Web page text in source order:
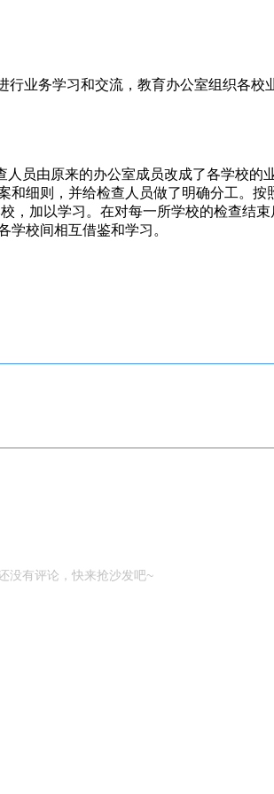
务学习和交流，教育办公室组织各校
由原来的办公室成员改成了各学校的
细则，并给检查人员做了明确分工。
，加以学习。在对每一所学校的检查结
校间相互借鉴和学习。
没有评论，快来抢沙发吧~